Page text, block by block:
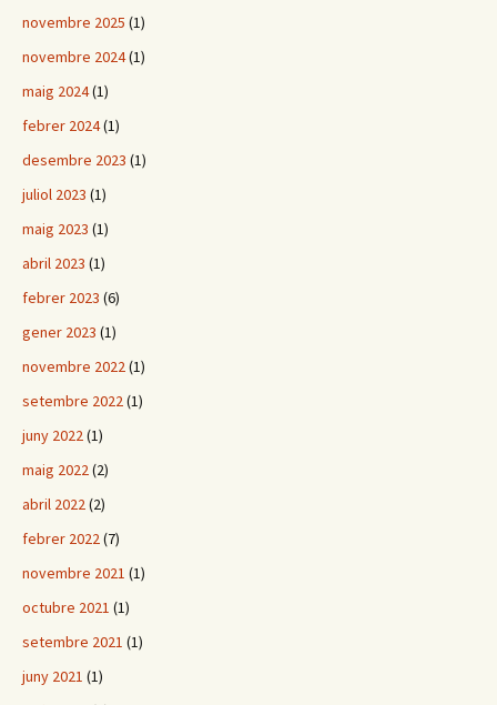
novembre 2025 (1)
novembre 2024(1)
maig 2024(1)
febrer 2024(1)
desembre 2023 (1)
juliol 2023 (1)
maig 2023 (1)
abril 2023 (1)
febrer 2023 (6)
gener 2023 (1)
novembre 2022(1)
setembre 2022(1)
juny 2022(1)
maig 2022(2)
abril 2022(2)
febrer 2022(7)
novembre 2021 (1)
octubre 2021 (1)
setembre 2021 (1)
juny 2021 (1)